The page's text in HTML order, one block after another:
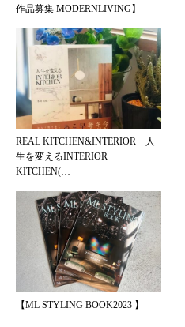
作品募集 MODERNLIVING】
REAL KITCHEN&INTERIOR「人
生を変えるINTERIOR
KITCHEN(…
【ML STYLING BOOK2023 】